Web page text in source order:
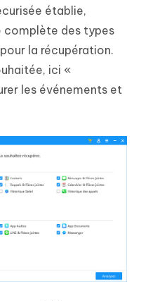
établie,
complète des types
la récupération.
ici «
les événements et